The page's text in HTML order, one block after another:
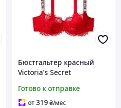
Бюстгальтер красный
Victoria's Secret
up Bra Lipstick 34С
Готово к отправке
от319₴/мес